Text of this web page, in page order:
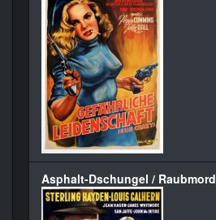
Asphalt-Dschungel / Raubmord